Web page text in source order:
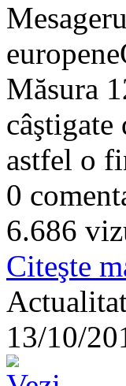
Măsura
astfel o
0
6.686
Citeşte
13/10/